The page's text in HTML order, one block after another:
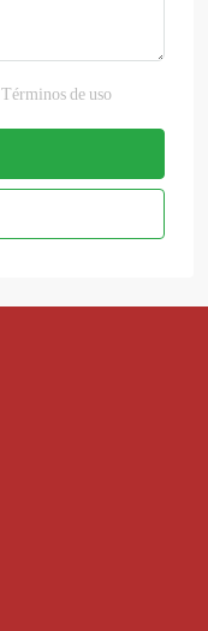
Términos de uso